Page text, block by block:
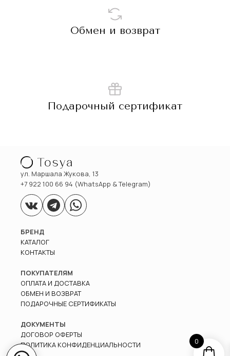
Обмен и возврат
Подарочный сертификат
ул. Маршала Жукова, 13
+7 922 100 66 94 (WhatsApp & Telegram)
БРЕНД
КАТАЛОГ
КОНТАКТЫ
ПОКУПАТЕЛЯМ
ОПЛАТА И ДОСТАВКА
ОБМЕН И ВОЗВРАТ
ПОДАРОЧНЫЕ СЕРТИФИКАТЫ
ДОКУМЕНТЫ
ДОГОВОР ОФЕРТЫ
ПОЛИТИКА КОНФИДЕНЦИАЛЬНОСТИ
0